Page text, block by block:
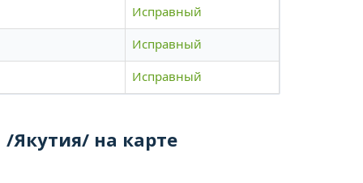
Исправный
Исправный
Исправный
Якутия/ на карте